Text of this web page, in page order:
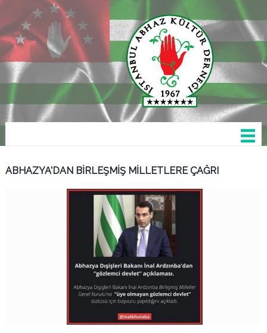
ABHAZYA'DAN BİRLEŞMİŞ MİLLETLERE ÇAĞRI